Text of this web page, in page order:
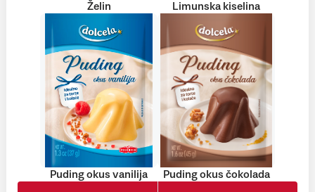
Želin Limunska kiselina
Puding okus vanilija Puding okus čokolada